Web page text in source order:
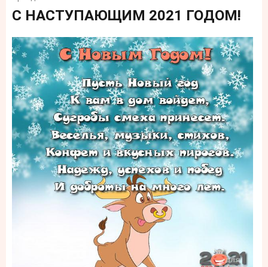
С НАСТУПАЮЩИМ 2021 ГОДОМ!